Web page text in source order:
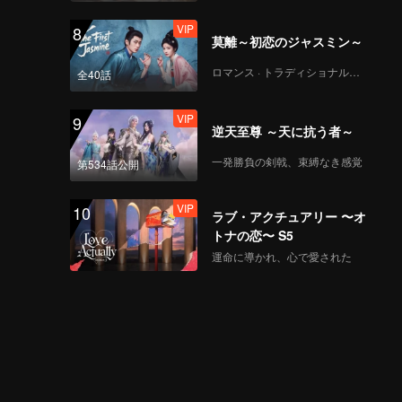
8
全40話
VIP
莫離～初恋のジャスミン～
ロマンス · トラディショナル・コスチューム
9
第534話公開
VIP
逆天至尊 ～天に抗う者～
一発勝負の剣戟、束縛なき感覚
10 VIP
ラブ・アクチュアリー 〜オ
トナの恋〜 S5
運命に導かれ、心で愛された